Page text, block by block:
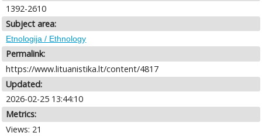
1392-2610
Subject area:
Etnologija / Ethnology
Permalink:
https://www.lituanistika.lt/content/4817
Updated:
2026-02-25 13:44:10
Metrics:
Views: 21